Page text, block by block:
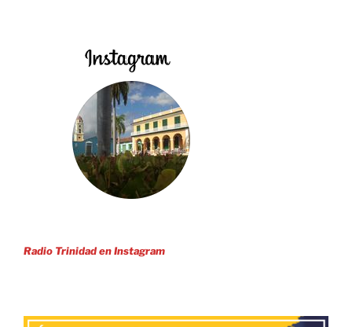
Radio Trinidad en Instagram